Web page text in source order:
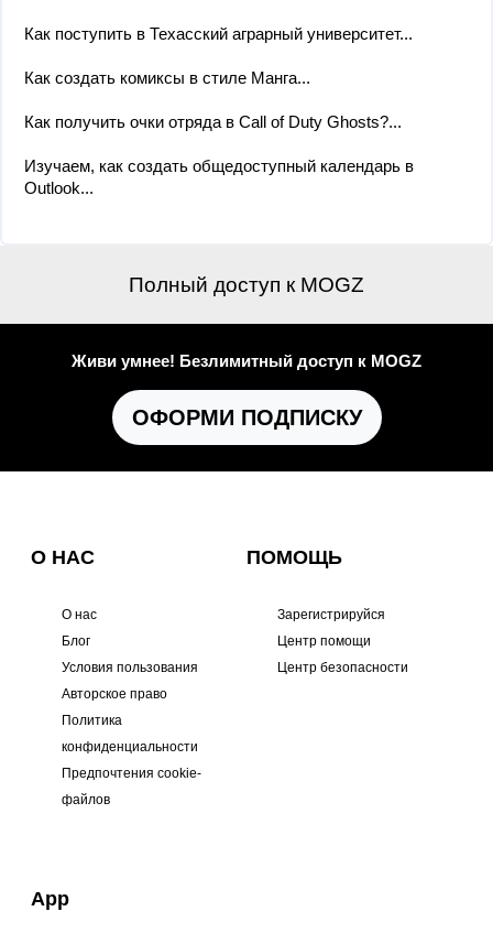
Как поступить в Техасский аграрный университет...
Как создать комиксы в стиле Манга...
Как получить очки отряда в Call of Duty Ghosts?...
Изучаем, как создать общедоступный календарь в
Outlook...
Полный доступ к MOGZ
Живи умнее! Безлимитный доступ к MOGZ
ОФОРМИ ПОДПИСКУ
О НАС
О нас
Блог
Условия пользования
Авторское право
Политика
конфиденциальности
Предпочтения cookie-
файлов
ПОМОЩЬ
Зарегистрируйся
Центр помощи
Центр безопасности
App